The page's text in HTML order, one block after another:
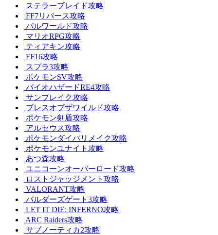
ステラーブレイド攻略
FF7リバース攻略
パルワールド攻略
マリオRPG攻略
ティアキン攻略
FF16攻略
スプラ3攻略
ポケモンSV攻略
バイオハザードRE4攻略
サンブレイク攻略
ブレスオブザワイルド攻略
ポケモン剣盾攻略
アルセウス攻略
ポケモンダイパリメイク攻略
ポケモンユナイト攻略
あつ森攻略
ユニコーンオーバーロード攻略
ロストジャッジメント攻略
VALORANT攻略
バルダーズゲート3攻略
LET IT DIE: INFERNO攻略
ARC Raiders攻略
サブノーティカ2攻略